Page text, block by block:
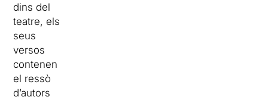
dins del
teatre, els
seus
versos
contenen
el ressò
d’autors